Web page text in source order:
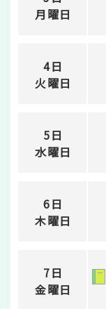
月曜日
4日
火曜日
5日
水曜日
6日
木曜日
7日
金曜日